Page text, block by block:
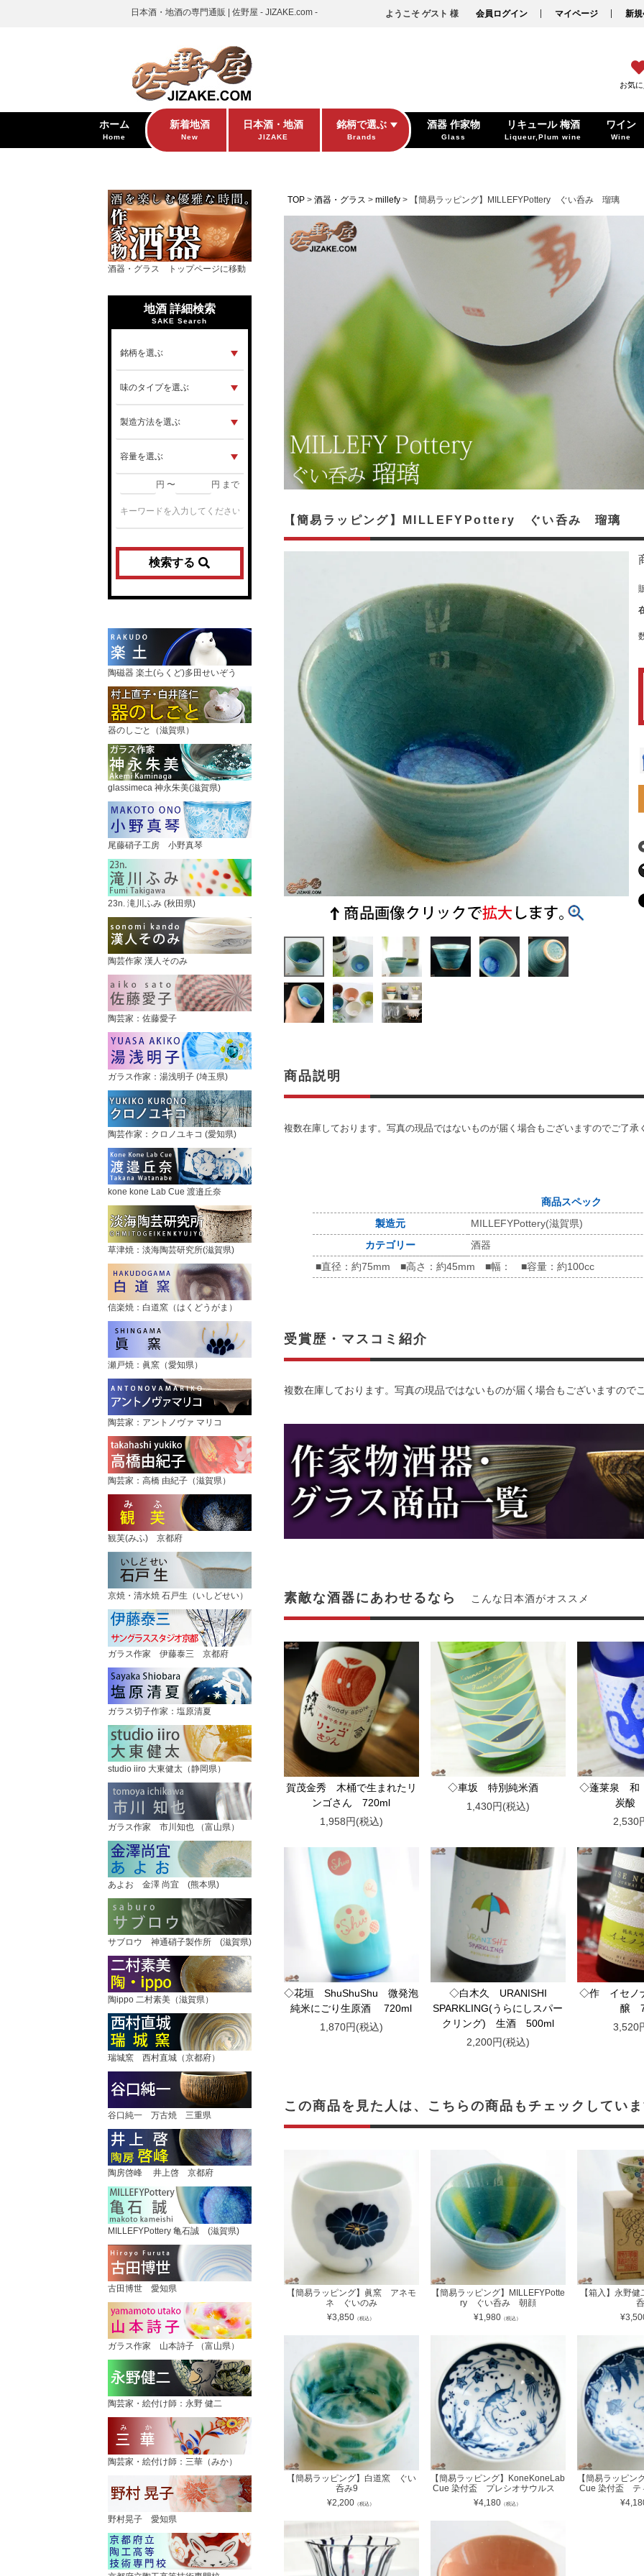
日本酒・地酒の専門通販 | 佐野屋 - JIZAKE.com - ようこそ ゲスト 様 会員ログイン マイページ 新
お気
ホーム
Home
新着地酒
New
日本酒・地酒
JIZAKE
銘柄で選ぶ
Brands
酒器 作家物
Glass
リキュール 梅酒
Liqueur,Plum wine
ワイン
Wine
酒器・グラス トップページに移動
地酒 詳細検索
SAKE Search
円 〜 円 まで
検索する
陶磁器 楽土(らくど)多田せいぞう
器のしごと（滋賀県）
glassimeca 神永朱美(滋賀県)
尾藤硝子工房 小野真琴
23n. 滝川ふみ (秋田県)
陶芸作家 漢人そのみ
陶芸家：佐藤愛子
ガラス作家：湯浅明子 (埼玉県)
陶芸作家：クロノユキコ (愛知県)
kone kone Lab Cue 渡邉丘奈
草津焼：淡海陶芸研究所(滋賀県)
信楽焼：白道窯（はくどうがま）
瀬戸焼：眞窯（愛知県）
陶芸家：アントノヴァ マリコ
陶芸家：高橋 由紀子（滋賀県）
観芙(みふ) 京都府
京焼・清水焼 石戸生（いしどせい）
ガラス作家 伊藤泰三 京都府
ガラス切子作家：塩原清夏
studio iiro 大東健太（静岡県）
ガラス作家 市川知也 （富山県）
あよお 金澤 尚宜 (熊本県)
サブロウ 神通硝子製作所 (滋賀県)
陶ippo 二村素美（滋賀県）
瑞城窯 西村直城（京都府）
谷口純一 万古焼 三重県
陶房啓峰 井上啓 京都府
MILLEFYPottery 亀石誠 (滋賀県)
古田博世 愛知県
ガラス作家 山本詩子 （富山県）
陶芸家・絵付け師：永野 健二
陶芸家・絵付け師：三華（みか）
野村晃子 愛知県
TOP 酒器・グラス millefy 【簡易ラッピング】MILLEFYPottery ぐい呑み 瑠璃
【簡易ラッピング】MILLEFYPottery ぐい呑み 瑠璃
商品説明
複数在庫しております。写真の現品ではないものが届く場合もございますのでご了承
商品スペック
製造元
MILLEFYPottery(滋賀県)
カテゴリー
酒器
■直径：約75mm ■高さ：約45mm ■幅： ■容量：約100cc
受賞歴・マスコミ紹介
複数在庫しております。写真の現品ではないものが届く場合もございますので
素敵な酒器にあわせるなら こんな日本酒がオススメ
賀茂金秀 木桶で生まれたリ
ンゴさん 720ml
1,958円(税込)
◇車坂 特別純米酒
1,430円(税込)
◇蓬莱泉 和
炭酸
2,530
◇花垣 ShuShuShu 微発泡
純米にごり生原酒 720ml
1,870円(税込)
◇白木久 URANISHI
SPARKLING(うらにしスパー
クリング) 生酒 500ml
2,200円(税込)
◇作 イセノ
醸
3,520
この商品を見た人は、こちらの商品もチェックしてい
【簡易ラッピング】眞窯 アネモ
ネ ぐいのみ
¥3,850（税込）
【簡易ラッピング】MILLEFYPotte
ry ぐい呑み 朝顔
¥1,980（税込）
【箱入】永野
¥
【簡易ラッピング】白道窯 ぐい
呑み9
¥2,200（税込）
【簡易ラッピング】KoneKoneLab
Cue 染付盃 プレシオサウルス
¥4,180（税込）
【簡易ラッピ
Cue 染付盃
¥